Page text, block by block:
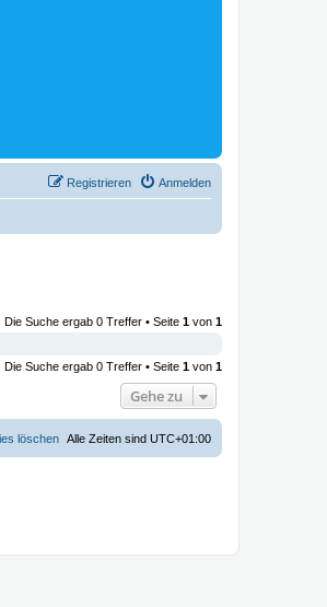
Anmelden
Registrieren
Die Suche ergab 0 Treffer • Seite 1 von 1
Die Suche ergab 0 Treffer • Seite 1 von 1
Gehe zu
Alle Zeiten sind UTC+01:00
löschen